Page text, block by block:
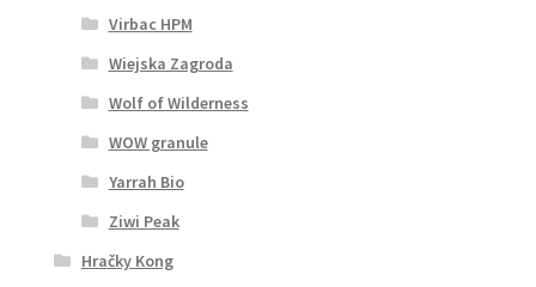
Virbac HPM
Wiejska Zagroda
Wolf of Wilderness
WOW granule
Yarrah Bio
Ziwi Peak
Hračky Kong